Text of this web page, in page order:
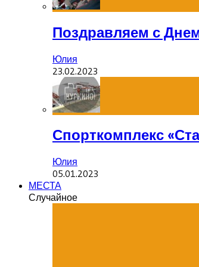
Поздравляем с
Юлия
23.02.2023
Спорткомплекс
Юлия
05.01.2023
МЕСТА
Случайное